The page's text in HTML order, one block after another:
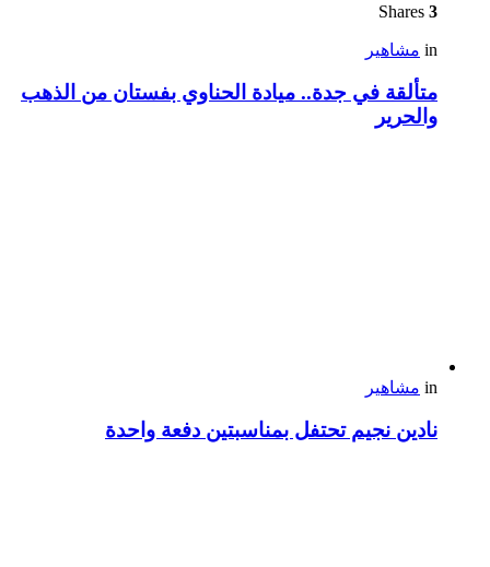
3
in مشاهير
متألقة في جدة.. ميادة الحناوي بفستان من الذهب
والحرير
in مشاهير
نادين نجيم تحتفل بمناسبتين دفعة واحدة